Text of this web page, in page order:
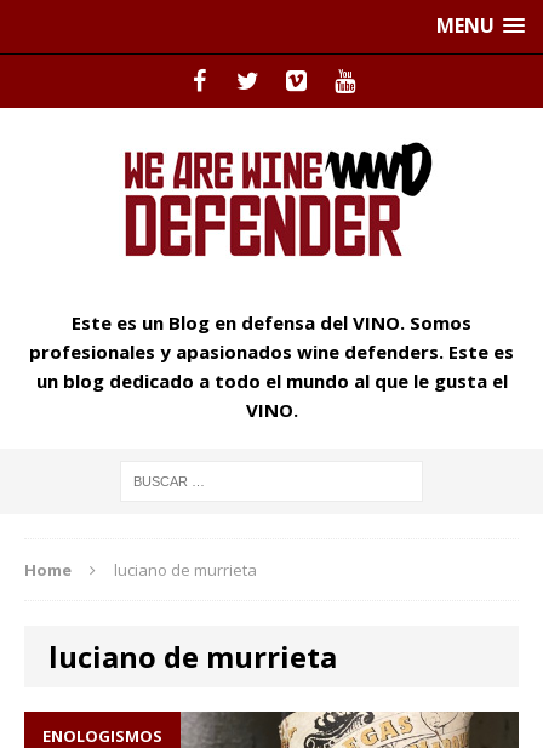
MENU
Este es un Blog en defensa del VINO. Somos
profesionales y apasionados wine defenders. Este es
un blog dedicado a todo el mundo al que le gusta el
VINO.
Home luciano de murrieta
luciano de murrieta
ENOLOGISMOS